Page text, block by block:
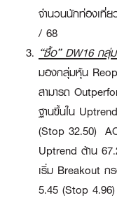
จำนวนนักท่องเที่
/ 68
“ซื้อ”DW16 กลุ่
มองกลุ่มหุ้น
สามารถ
ฐานขึ้นใน
(Stop 32.50)
Uptrend ต้าน
เริ่ม Breakout
5.45 (Stop 4.96)